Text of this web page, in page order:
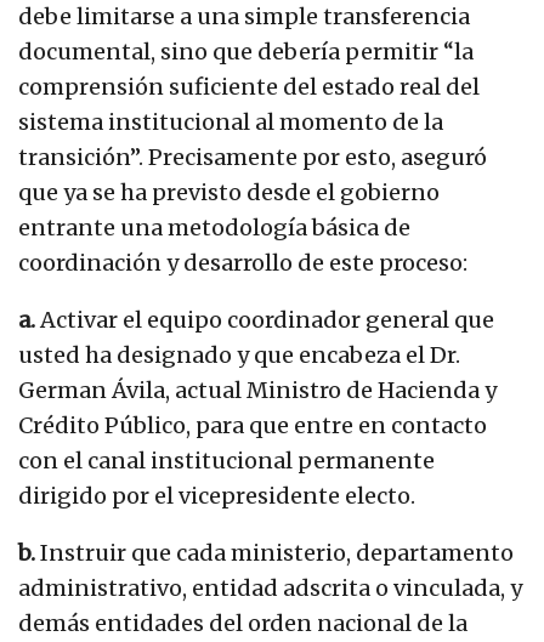
debe limitarse a una simple transferencia
documental, sino que debería permitir “la
comprensión suficiente del estado real del
sistema institucional al momento de la
transición”. Precisamente por esto, aseguró
que ya se ha previsto desde el gobierno
entrante una metodología básica de
coordinación y desarrollo de este proceso:
a.Activar el equipo coordinador general que
usted ha designado y que encabeza el Dr.
German Ávila, actual Ministro de Hacienda y
Crédito Público, para que entre en contacto
con el canal institucional permanente
dirigido por el vicepresidente electo.
b.Instruir que cada ministerio, departamento
administrativo, entidad adscrita o vinculada, y
demás entidades del orden nacional de la